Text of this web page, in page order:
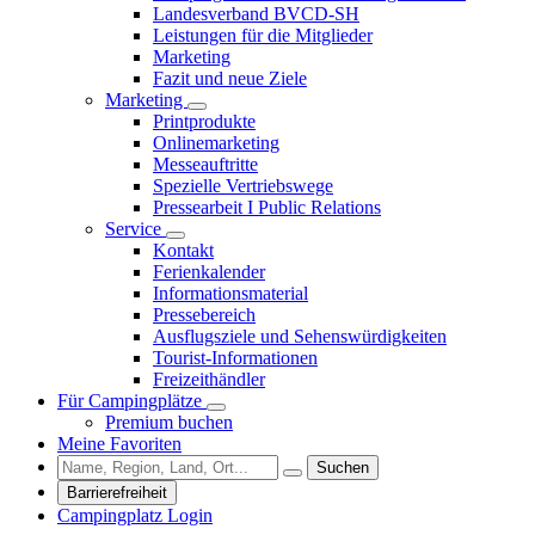
Landesverband BVCD-SH
Leistungen für die Mitglieder
Marketing
Fazit und neue Ziele
Marketing
Printprodukte
Onlinemarketing
Messeauftritte
Spezielle Vertriebswege
Pressearbeit I Public Relations
Service
Kontakt
Ferienkalender
Informationsmaterial
Pressebereich
Ausflugsziele und Sehenswürdigkeiten
Tourist-Informationen
Freizeithändler
Für Campingplätze
Premium buchen
Meine Favoriten
Suchen
Barrierefreiheit
Campingplatz Login